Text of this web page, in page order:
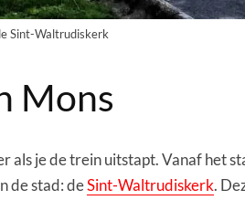
Sint-Waltrudiskerk
Mons
je de trein uitstapt. Vanaf het
de stad: deSint-Waltrudiskerk.